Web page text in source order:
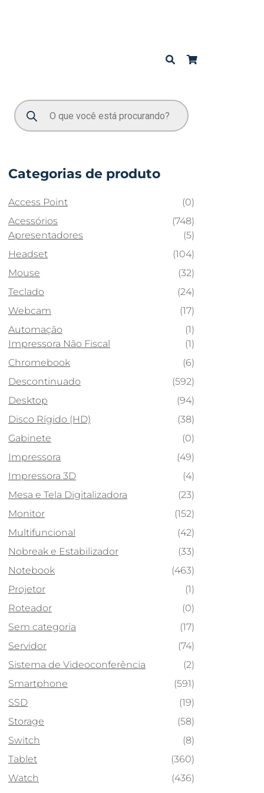
Categorias de produto
Access Point
(0)
Acessórios
(748)
Apresentadores
(5)
Headset
(104)
Mouse
(32)
Teclado
(24)
Webcam
(17)
Automação
(1)
Impressora Não Fiscal
(1)
Chromebook
(6)
Descontinuado
(592)
Desktop
(94)
Disco Rígido (HD)
(38)
Gabinete
(0)
Impressora
(49)
Impressora 3D
(4)
Mesa e Tela Digitalizadora
(23)
Monitor
(152)
Multifuncional
(42)
Nobreak e Estabilizador
(33)
Notebook
(463)
Projetor
(1)
Roteador
(0)
Sem categoria
(17)
Servidor
(74)
Sistema de Videoconferência
(2)
Smartphone
(591)
SSD
(19)
Storage
(58)
Switch
(8)
Tablet
(360)
Watch
(436)